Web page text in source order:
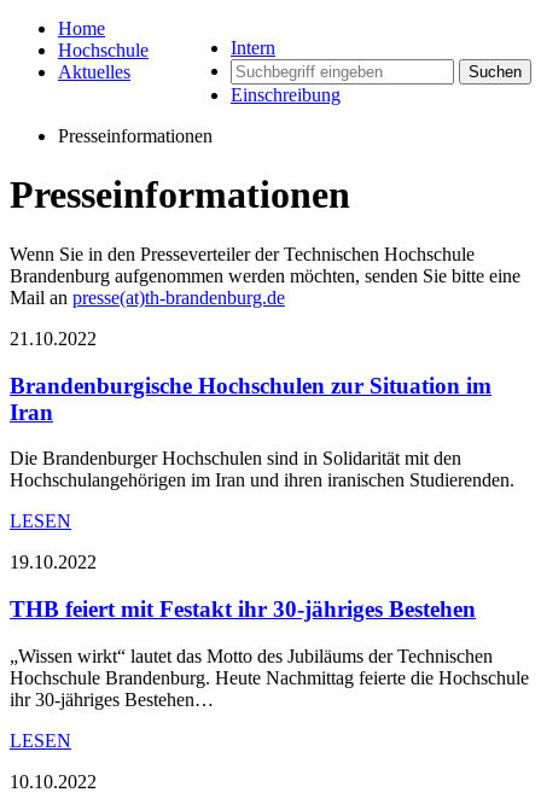
Intern
Suchen
Einschreibung
Home
Hochschule
Aktuelles
Presseinformationen
Presseinformationen
Wenn Sie in den Presseverteiler der Technischen Hochschule
Brandenburg aufgenommen werden möchten, senden Sie bitte eine
Mail an presse(at)th-brandenburg.de
21.10.2022
Brandenburgische Hochschulen zur Situation im
Iran
Die Brandenburger Hochschulen sind in Solidarität mit den
Hochschulangehörigen im Iran und ihren iranischen Studierenden.
LESEN
19.10.2022
THB feiert mit Festakt ihr 30-jähriges Bestehen
„Wissen wirkt“ lautet das Motto des Jubiläums der Technischen
Hochschule Brandenburg. Heute Nachmittag feierte die Hochschule
ihr 30-jähriges Bestehen…
LESEN
10.10.2022